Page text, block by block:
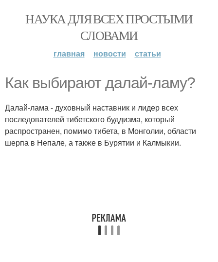
НАУКА ДЛЯ ВСЕХ ПРОСТЫМИ
СЛОВАМИ
главная новости статьи
Как выбирают далай-ламу?
Далай-лама - духовный наставник и лидер всех
последователей тибетского буддизма, который
распространен, помимо тибета, в Монголии, области
шерпа в Непале, а также в Бурятии и Калмыкии.